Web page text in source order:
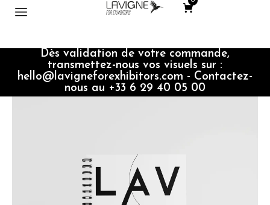
Dès validation de votre commande,
transmettez-nous vos visuels sur :
hello@lavigneforexhibitors.com - Contactez-
nous au +33 6 29 40 05 00